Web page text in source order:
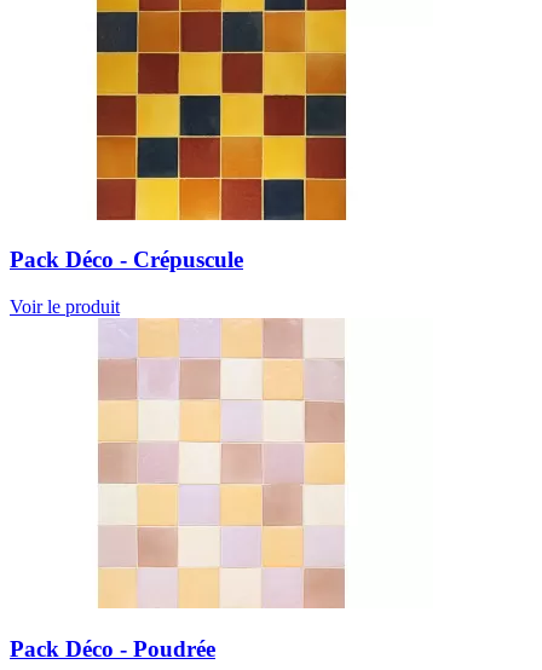
Pack Déco - Crépuscule
Voir le produit
Pack Déco - Poudrée